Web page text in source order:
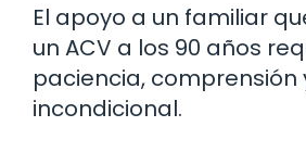
El apoyo a un familiar
un ACV a los 90 años
paciencia, comprensión
incondicional.